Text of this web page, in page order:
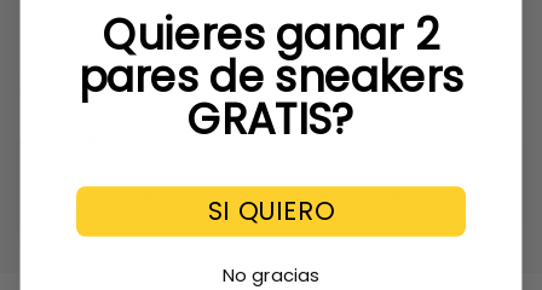
Quieres ganar 2
pares de sneakers
GRATIS?
SI QUIERO
No gracias